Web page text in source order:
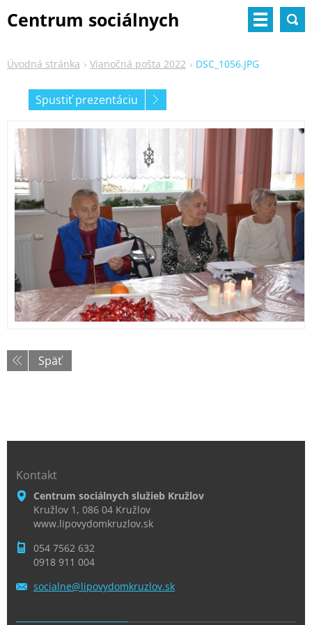
Centrum sociálnych
Úvodná stránka Vianočná pošta 2022 DSC_1056.JPG
Spustiť prezentáciu
Späť
Kontakt
Centrum sociálnych služieb Kružlov
Kružlov 1, 086 04 Kružlov
www.lipovydomkruzlov.sk
054 7562 632
0918 911 004
socialne@lipovydomkruzlov.sk